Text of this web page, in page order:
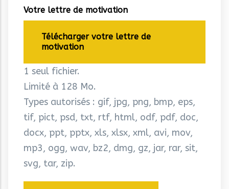
Votre lettre de motivation
Télécharger votre lettre de
motivation
1 seul fichier.
Limité à 128 Mo.
Types autorisés : gif, jpg, png, bmp, eps,
tif, pict, psd, txt, rtf, html, odf, pdf, doc,
docx, ppt, pptx, xls, xlsx, xml, avi, mov,
mp3, ogg, wav, bz2, dmg, gz, jar, rar, sit,
svg, tar, zip.